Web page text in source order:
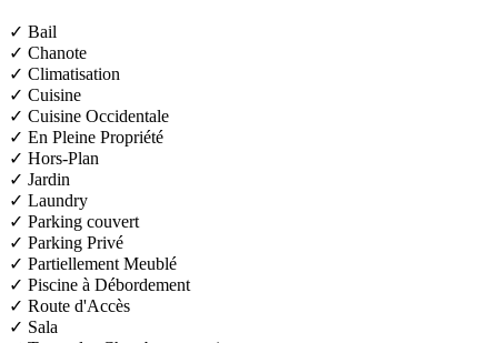
✓ Bail
✓ Chanote
✓ Climatisation
✓ Cuisine
✓ Cuisine Occidentale
✓ En Pleine Propriété
✓ Hors-Plan
✓ Jardin
✓ Laundry
✓ Parking couvert
✓ Parking Privé
✓ Partiellement Meublé
✓ Piscine à Débordement
✓ Route d'Accès
✓ Sala